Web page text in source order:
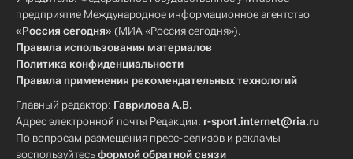
предприятие Международное информационное агентство
«Россия сегодня» (МИА «Россия сегодня»).
Правила использования материалов
Политика конфиденциальности
Правила применения рекомендательных технологий
Главный редактор: Гаврилова А.В.
Адрес электронной почты Редакции: r-sport.internet@ria.ru
По вопросам размещения пресс-релизов и рекламы
воспользуйтесьформой обратной связи